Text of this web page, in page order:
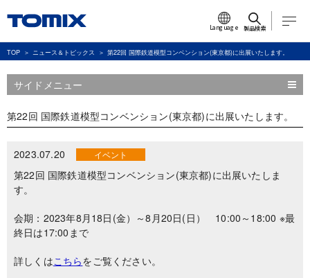
Language 製品検索
TOP ニュース＆トピックス 第22回 国際鉄道模型コンベンション(東京都)に出展いたします。
サイドメニュー
第22回 国際鉄道模型コンベンション(東京都)に出展いたします。
2023.07.20 イベント
第22回 国際鉄道模型コンベンション(東京都)に出展いたしま
す。
会期：2023年8月18日(金）～8月20日(日） 10:00～18:00 ※最
終日は17:00まで
詳しくはこちらをご覧ください。